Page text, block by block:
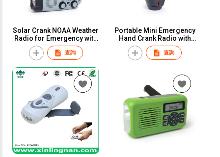
Solar Crank NOAA Weather
Radio for Emergency with
AM/FM
查詢
Portable Mini Emergency
Hand Crank Radio with
display screen LED
Flashlight AM/FM Portable
Weather Radio with USB
查詢